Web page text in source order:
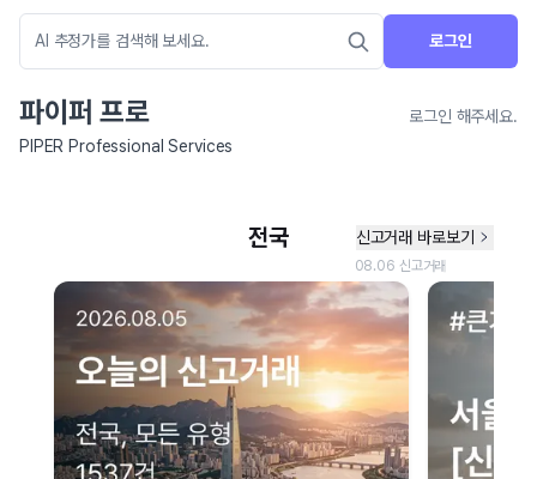
로그인
파이퍼 프로
로그인 해주세요.
PIPER Professional Services